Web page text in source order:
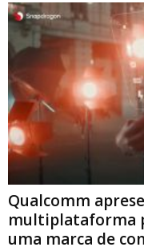
Qualcomm
multiplataforma
uma marca de